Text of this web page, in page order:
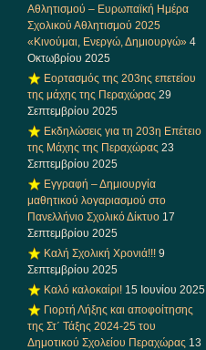
Αθλητισμού – Ευρωπαϊκή Ημέρα
Σχολικού Αθλητισμού 2025
«Κινούμαι, Ενεργώ, Δημιουργώ» 4
Οκτωβρίου 2025
Εορτασμός της 203ης επετείου
της μάχης της Περαχώρας 29
Σεπτεμβρίου 2025
Εκδηλώσεις για τη 203η Επέτειο
της Μάχης της Περαχώρας 23
Σεπτεμβρίου 2025
Εγγραφή – Δημιουργία
μαθητικού λογαριασμού στο
Πανελλήνιο Σχολικό Δίκτυο 17
Σεπτεμβρίου 2025
Καλή Σχολική Χρονιά!!! 9
Σεπτεμβρίου 2025
Καλό καλοκαίρι! 15 Ιουνίου 2025
Γιορτή Λήξης και αποφοίτησης
της Στ΄ Τάξης 2024-25 του
Δημοτικού Σχολείου Περαχώρας 13